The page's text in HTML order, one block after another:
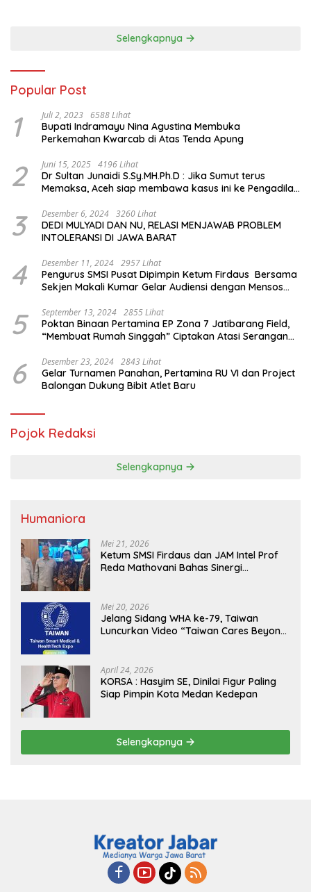
Selengkapnya
Popular Post
1 Juli 2, 2023 6588 Lihat
Bupati Indramayu Nina Agustina Membuka
Perkemahan Kwarcab di Atas Tenda Apung
2 Juni 15, 2025 4196 Lihat
Dr Sultan Junaidi S.Sy.MH.Ph.D : Jika Sumut terus
Memaksa, Aceh siap membawa kasus ini ke Pengadilan
3 Desember 6, 2024 3260 Lihat
DEDI MULYADI DAN NU, RELASI MENJAWAB PROBLEM
INTOLERANSI DI JAWA BARAT
4 Desember 11, 2024 2957 Lihat
Pengurus SMSI Pusat Dipimpin Ketum Firdaus Bersama
Sekjen Makali Kumar Gelar Audiensi dengan Mensos
5 September 13, 2024 2855 Lihat
Poktan Binaan Pertamina EP Zona 7 Jatibarang Field,
“Membuat Rumah Singgah” Ciptakan Atasi Serangan
6 Desember 23, 2024 2843 Lihat
Gelar Turnamen Panahan, Pertamina RU VI dan Project
Balongan Dukung Bibit Atlet Baru
Pojok Redaksi
Selengkapnya
Humaniora
Mei 21, 2026
Ketum SMSI Firdaus dan JAM Intel Prof
Reda Mathovani Bahas Sinergi
MBG, Perkuat Pengawasan Program
Pemerintah
Mei 20, 2026
Jelang Sidang WHA ke-79, Taiwan
Luncurkan Video “Taiwan Cares Beyond
April 24, 2026
KORSA : Hasyim SE, Dinilai Figur Paling
Siap Pimpin Kota Medan Kedepan
Selengkapnya